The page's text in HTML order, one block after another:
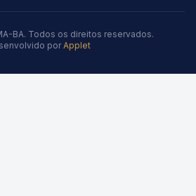
BA. Todos os direitos reservados.
porApplet